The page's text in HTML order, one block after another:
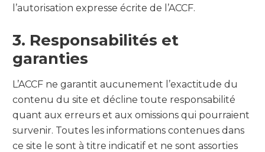
l’autorisation expresse écrite de l’ACCF.
3. Responsabilités et
garanties
L’ACCF ne garantit aucunement l’exactitude du
contenu du site et décline toute responsabilité
quant aux erreurs et aux omissions qui pourraient
survenir. Toutes les informations contenues dans
ce site le sont à titre indicatif et ne sont assorties